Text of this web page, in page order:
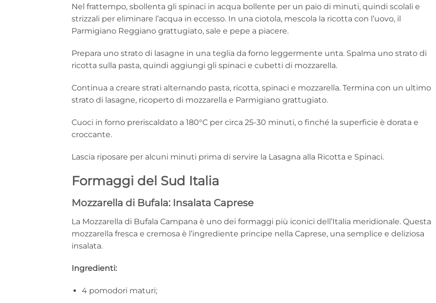
Nel frattempo, sbollenta gli spinaci in acqua bollente per un paio di minuti, quindi scolali e
strizzali per eliminare l’acqua in eccesso. In una ciotola, mescola la ricotta con l’uovo, il
Parmigiano Reggiano grattugiato, sale e pepe a piacere.
Prepara uno strato di lasagne in una teglia da forno leggermente unta. Spalma uno strato di
ricotta sulla pasta, quindi aggiungi gli spinaci e cubetti di mozzarella.
Continua a creare strati alternando pasta, ricotta, spinaci e mozzarella. Termina con un ultimo
strato di lasagne, ricoperto di mozzarella e Parmigiano grattugiato.
Cuoci in forno preriscaldato a 180°C per circa 25-30 minuti, o finché la superficie è dorata e
croccante.
Lascia riposare per alcuni minuti prima di servire la Lasagna alla Ricotta e Spinaci.
Formaggi del Sud Italia
Mozzarella di Bufala: Insalata Caprese
La Mozzarella di Bufala Campana è uno dei formaggi più iconici dell’Italia meridionale. Questa
mozzarella fresca e cremosa è l’ingrediente principe nella Caprese, una semplice e deliziosa
insalata.
Ingredienti:
4 pomodori maturi;